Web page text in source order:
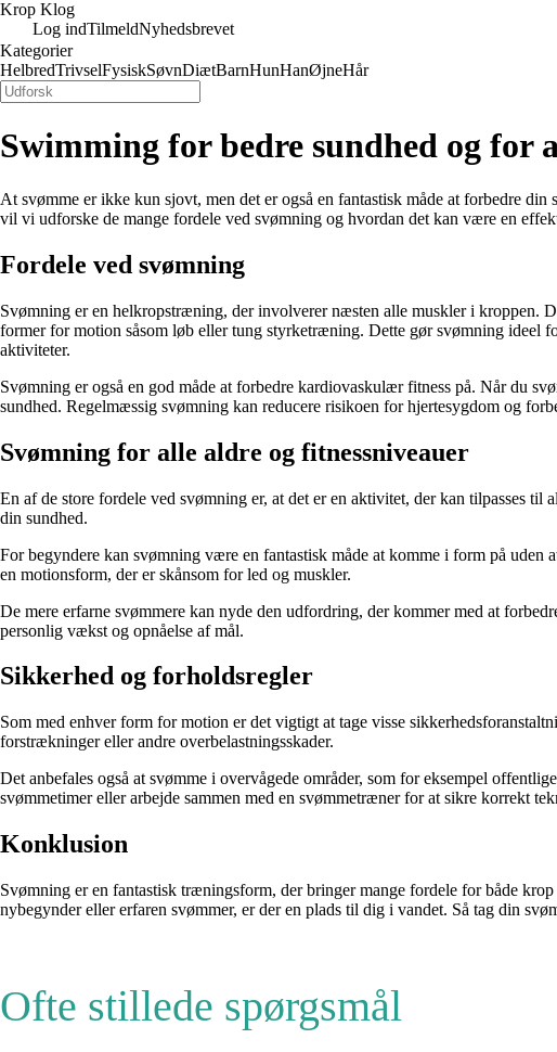
Krop Klog
Log indTilmeldNyhedsbrevet
Kategorier
HelbredTrivselFysiskSøvnDiætBarnHunHanØjneHår
Swimming for bedre sundhed og for
At svømme er ikke kun sjovt, men det er også en fantastisk måde at forbedre
vil vi udforske de mange fordele ved svømning og hvordan det kan være en
Fordele ved svømning
Svømning er en helkropstræning, der involverer næsten alle muskler i kroppen.
former for motion såsom løb eller tung styrketræning. Dette gør svømning ideel
aktiviteter.
Svømning er også en god måde at forbedre kardiovaskulær fitness på. Når du
sundhed. Regelmæssig svømning kan reducere risikoen for hjertesygdom og
Svømning for alle aldre og fitnessniveauer
En af de store fordele ved svømning er, at det er en aktivitet, der kan tilpasses
din sundhed.
For begyndere kan svømning være en fantastisk måde at komme i form på
en motionsform, der er skånsom for led og muskler.
De mere erfarne svømmere kan nyde den udfordring, der kommer med at
personlig vækst og opnåelse af mål.
Sikkerhed og forholdsregler
Som med enhver form for motion er det vigtigt at tage visse
forstrækninger eller andre overbelastningsskader.
Det anbefales også at svømme i overvågede områder, som for eksempel
svømmetimer eller arbejde sammen med en svømmetræner for at sikre korrekt
Konklusion
Svømning er en fantastisk træningsform, der bringer mange fordele for både
nybegynder eller erfaren svømmer, er der en plads til dig i vandet. Så tag din
Ofte stillede spørgsmål